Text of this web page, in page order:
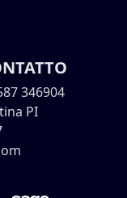
346904
PI